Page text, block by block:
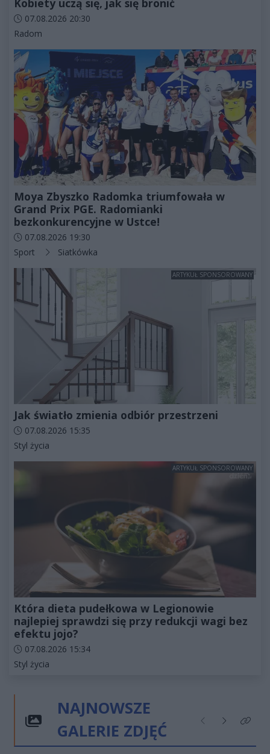
Kobiety uczą się, jak się bronić
Data dodania artykułu:
07.08.2026 20:30
Kategorie artykułu:
Radom
Moya Zbyszko Radomka triumfowała w
Grand Prix PGE. Radomianki
bezkonkurencyjne w Ustce!
Data dodania artykułu:
07.08.2026 19:30
Kategorie artykułu:
Sport Siatkówka
ARTYKUŁ SPONSOROWANY
Jak światło zmienia odbiór przestrzeni
Data dodania artykułu:
07.08.2026 15:35
Kategorie artykułu:
Styl życia
ARTYKUŁ SPONSOROWANY
Która dieta pudełkowa w Legionowie
najlepiej sprawdzi się przy redukcji wagi bez
efektu jojo?
Data dodania artykułu:
07.08.2026 15:34
Kategorie artykułu:
Styl życia
NAJNOWSZE
GALERIE ZDJĘĆ
Poprzednie
NastępneKliknij